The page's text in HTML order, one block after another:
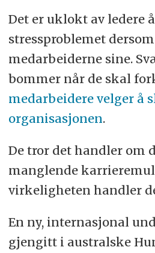
Det er uklokt av ledere
stressproblemet
medarbeiderne sine.
bommer når de skal
medarbeidere velger å
organisasjonen.
De tror det handler om
manglende
virkeligheten handler
En ny, internasjonal
gjengitt i australske